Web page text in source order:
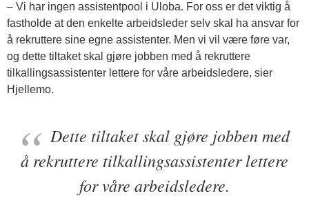
– Vi har ingen assistentpool i Uloba. For oss er det viktig å
fastholde at den enkelte arbeidsleder selv skal ha ansvar for
å rekruttere sine egne assistenter. Men vi vil være føre var,
og dette tiltaket skal gjøre jobben med å rekruttere
tilkallingsassistenter lettere for våre arbeidsledere, sier
Hjellemo.
Dette tiltaket skal gjøre jobben med
å rekruttere tilkallingsassistenter lettere
for våre arbeidsledere.